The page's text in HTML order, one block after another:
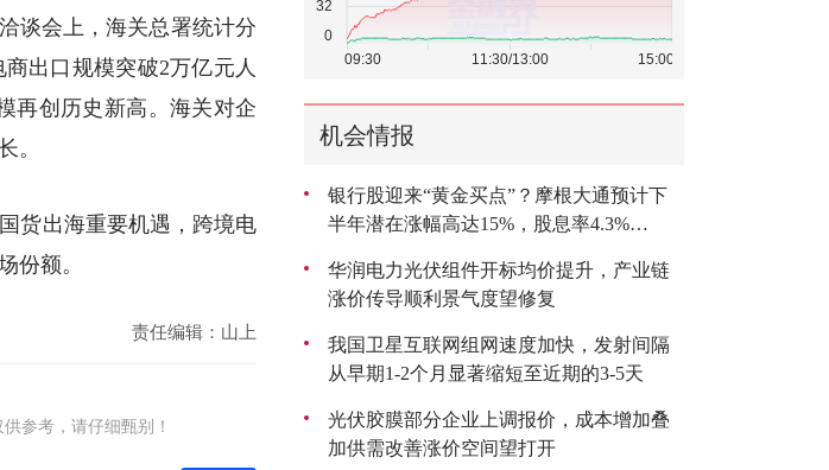
谈会上，海关总署统计分
出口规模突破2万亿元人
再创历史新高。海关对企
。
国货出海重要机遇，跨境电
份额。
责任编辑：山上
参考，请仔细甄别！
机会情报
银行股迎来“黄金买点”？摩根大通预计下
半年潜在涨幅高达15%，股息率4.3%
华润电力光伏组件开标均价提升，产业链
涨价传导顺利景气度望修复
我国卫星互联网组网速度加快，发射间隔
从早期1-2个月显著缩短至近期的3-5天
光伏胶膜部分企业上调报价，成本增加叠
加供需改善涨价空间望打开